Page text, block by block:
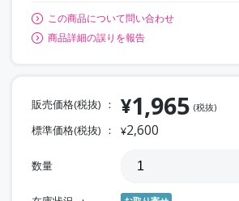
この商品について問い合わせ
商品詳細の誤りを報告
販売価格(税抜) ¥1,965 (税抜)
標準価格(税抜) ¥2,600
数量